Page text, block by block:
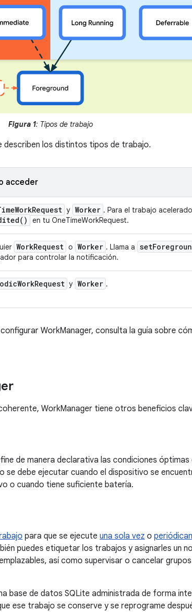
Figura 1: Tipos de trabajo
describen los distintos tipos de trabajo.
acceder
WorkRequest y Worker . Para el trabajo
) en tu OneTimeWorkRequest.
WorkRequest o Worker . Llama a set
para controlar la notificación.
WorkRequest y Worker .
WorkManager, consulta la guía sobre
WorkManager tiene otros beneficios
de manera declarativa las condiciones
debe ejecutar cuando el dispositivo se
o cuando tiene suficiente batería.
para que se ejecute una sola vez o
puedes etiquetar los trabajos y asignarles un
así como supervisar o cancelar
base de datos SQLite administrada de forma
ese trabajo se conserve y se reprograme